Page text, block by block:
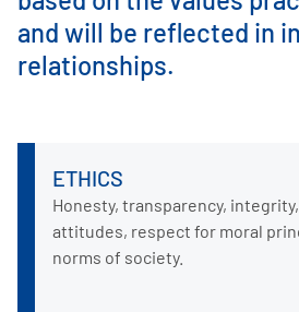
and will be reflected in
relationships.
ETHICS
Honesty, transparency,
attitudes, respect for moral
norms of society.